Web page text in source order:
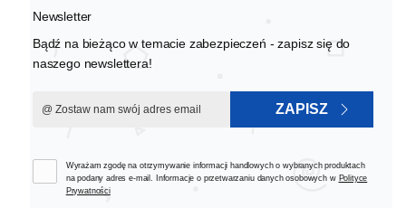
Newsletter
Bądź na bieżąco w temacie zabezpieczeń - zapisz się do
naszego newslettera!
ZAPISZ
Wyrażam zgodę na otrzymywanie informacji handlowych o wybranych produktach
na podany adres e-mail. Informacje o przetwarzaniu danych osobowych w Polityce
Prywatności